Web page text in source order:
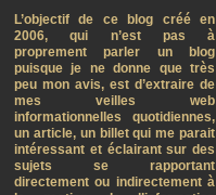
L’objectif de ce blog créé en
2006, qui n’est pas à
proprement parler un blog
puisque je ne donne que très
peu mon avis, est d’extraire de
mes veilles web
informationnelles quotidiennes,
un article, un billet qui me parait
intéressant et éclairant sur des
sujets se rapportant
directement ou indirectement à